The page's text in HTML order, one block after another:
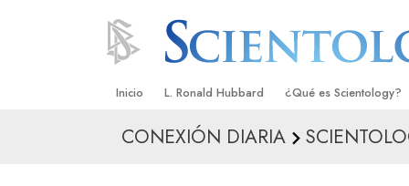
Inicio L. Ronald Hubbard ¿Qué es Scientology?
Creencias y Prácticas
CONEXIÓN DIARIA